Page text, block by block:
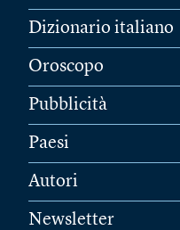
Dizionario italiano
Oroscopo
Pubblicità
Paesi
Autori
Newsletter